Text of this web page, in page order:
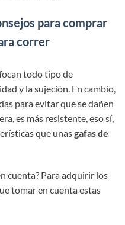
para comprar
correr
todo tipo de
y la sujeción. En cambio,
para evitar que se dañen
es más resistente, eso sí,
que unasgafas de
cuenta? Para adquirir los
tomar en cuenta estas